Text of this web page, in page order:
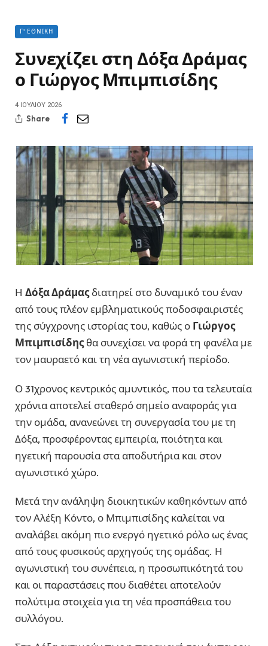
Γ' ΕΘΝΙΚΉ
Συνεχίζει στη Δόξα Δράμας
ο Γιώργος Μπιμπισίδης
4 ΙΟΥΛΊΟΥ 2026
Share
Η Δόξα Δράμαςδιατηρεί στο δυναμικό του έναν
από τους πλέον εμβληματικούς ποδοσφαιριστές
της σύγχρονης ιστορίας του, καθώς ο Γιώργος
Μπιμπισίδηςθα συνεχίσει να φορά τη φανέλα με
τον μαυραετό και τη νέα αγωνιστική περίοδο.
Ο 31χρονος κεντρικός αμυντικός, που τα τελευταία
χρόνια αποτελεί σταθερό σημείο αναφοράς για
την ομάδα, ανανεώνει τη συνεργασία του με τη
Δόξα, προσφέροντας εμπειρία, ποιότητα και
ηγετική παρουσία στα αποδυτήρια και στον
αγωνιστικό χώρο.
Μετά την ανάληψη διοικητικών καθηκόντων από
τον Αλέξη Κόντο, ο Μπιμπισίδης καλείται να
αναλάβει ακόμη πιο ενεργό ηγετικό ρόλο ως ένας
από τους φυσικούς αρχηγούς της ομάδας. Η
αγωνιστική του συνέπεια, η προσωπικότητά του
και οι παραστάσεις που διαθέτει αποτελούν
πολύτιμα στοιχεία για τη νέα προσπάθεια του
συλλόγου.